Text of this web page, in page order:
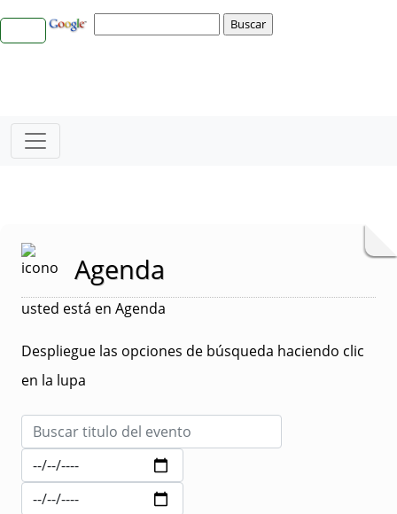
Agenda
usted está en Agenda
Despliegue las opciones de búsqueda haciendo clic
en la lupa